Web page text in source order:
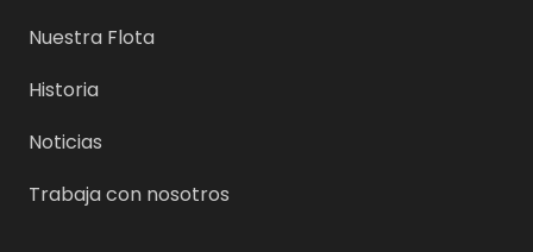
Nuestra Flota
Historia
Noticias
Trabaja con nosotros